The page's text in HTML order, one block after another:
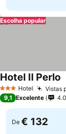
Escolha popular
3 EstrelasHotel Vistas
Hotel Il Perlo
9,1 Excelente
De € 132